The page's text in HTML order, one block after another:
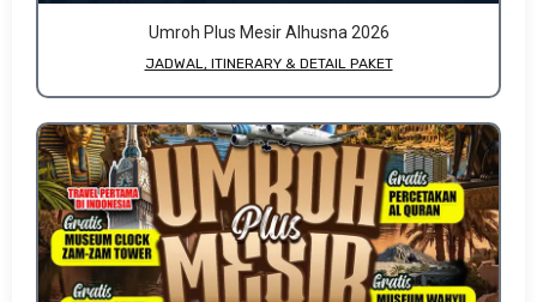
Umroh Plus Mesir Alhusna 2026
JADWAL, ITINERARY & DETAIL PAKET